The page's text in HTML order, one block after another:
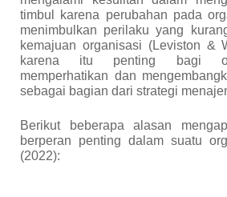
timbul karena perubahan pada
menimbulkan perilaku yang
kemajuan organisasi (Leviston &
karena itu penting bagi
memperhatikan dan
sebagai bagian dari strategi
Berikut beberapa alasan
berperan penting dalam suatu
(2022):